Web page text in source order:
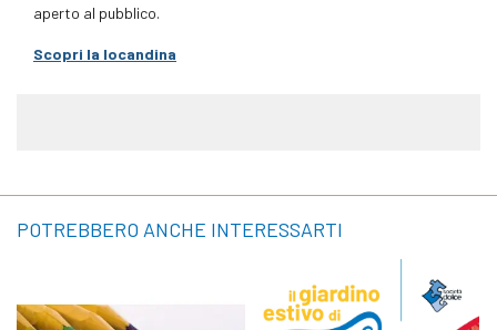
aperto al pubblico.
Scopri la locandina
POTREBBERO ANCHE INTERESSARTI